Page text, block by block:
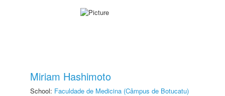
Miriam Hashimoto
School: Faculdade de Medicina (Câmpus de Botucatu)